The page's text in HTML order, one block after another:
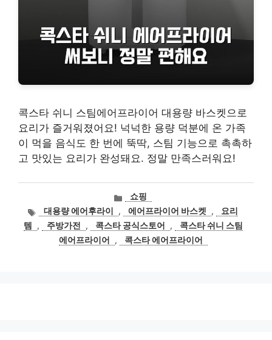
콕스타 쉬니 스팀에어프라이어 대용량 바스켓으로
요리가 즐거워졌어요! 넉넉한 용량 덕분에 온 가족
이 먹을 음식도 한 번에 뚝딱, 스팀 기능으로 촉촉하
고 맛있는 요리가 완성돼요. 정말 만족스러워요!
카
테
고
리
쇼핑
태대용량 에어후라이 , 에어프라이어 바스켓 ,
요리
템
, 주방가전 , 콕스타 공식스토어 ,
콕스타 쉬니 스팀
에어프라이어
, 콕스타 에어프라이어